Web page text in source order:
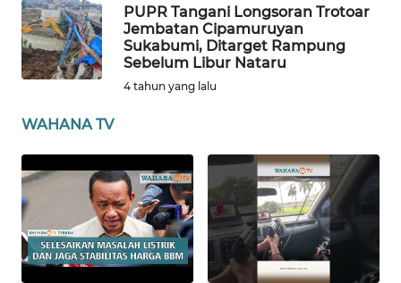
PUPR Tangani Longsoran Trotoar
Jembatan Cipamuruyan
Sukabumi, Ditarget Rampung
Sebelum Libur Nataru
4 tahun yang lalu
WAHANA TV
ASA
NEWS
Informasi
INDEKS
KONTAK
KAMI
INFO
IKLAN